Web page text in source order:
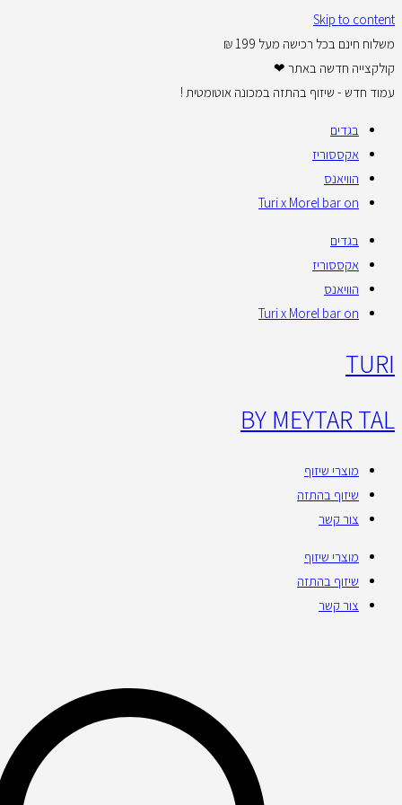
Skip to content
משלוח חינם בכל רכישה מעל 199 ₪
קולקצייה חדשה באתר ❤
עמוד חדש - שיזוף בהתזה במכונה אוטומטית !
בגדים
אקססוריז
הוויאנס
Turi x Morel bar on
בגדים
אקססוריז
הוויאנס
Turi x Morel bar on
TURI
BY MEYTAR TAL
מוצרי שיזוף
שיזוף בהתזה
צור קשר
מוצרי שיזוף
שיזוף בהתזה
צור קשר